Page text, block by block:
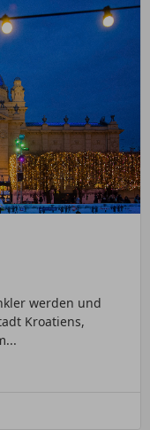
werden und
Kroatiens,